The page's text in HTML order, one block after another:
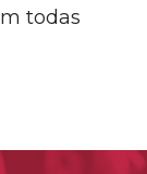
todas